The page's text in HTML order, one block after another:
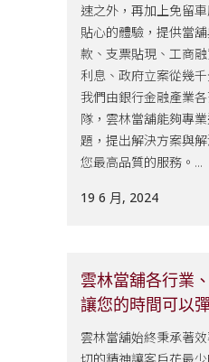
速之外，再加上免留
貼心的體驗，提供當
款、支票貼現、工商
利息、政府立案從幾
我們由銀行金融產業
隊，雲林當舖能夠專
題，提出解決方案與
您最高品質的服務。...
19 6 月, 2024
雲林當舖各行業
讓您的時間可以
雲林當舖始終秉承著
切的精神讓客戶花最